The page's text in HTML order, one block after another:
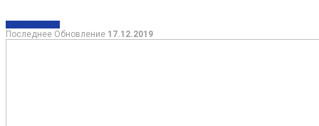
Последнее Обновление 17.12.2019